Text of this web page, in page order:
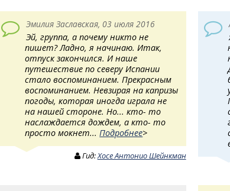
Эмилия Заславская, 03 июля 2016
Эй, группа, а почему никто не
пишет? Ладно, я начинаю. Итак,
отпуск закончился. И наше
путешествие по северу Испании
стало воспоминанием. Прекрасным
воспоминанием. Невзирая на капризы
погоды, которая иногда играла не
на нашей стороне. Но... кто- то
наслаждается дождем, а кто- то
просто мокнет... Подробнее>
Гид:Хосе Антонио Шейнкман